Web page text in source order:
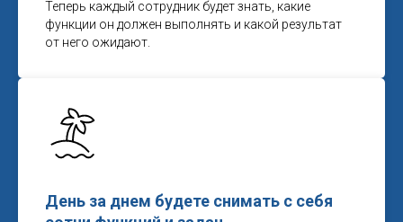
Теперь каждый сотрудник будет знать, какие
функции он должен выполнять и какой результат
от него ожидают.
День за днем будете снимать с себя